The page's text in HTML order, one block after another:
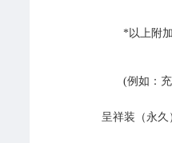
*以上附
(例如：
呈祥装（永久